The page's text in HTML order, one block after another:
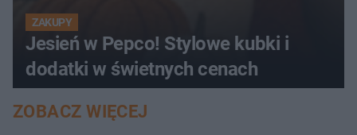
ZAKUPY
Jesień w Pepco! Stylowe kubki i
dodatki w świetnych cenach
ZOBACZ WIĘCEJ